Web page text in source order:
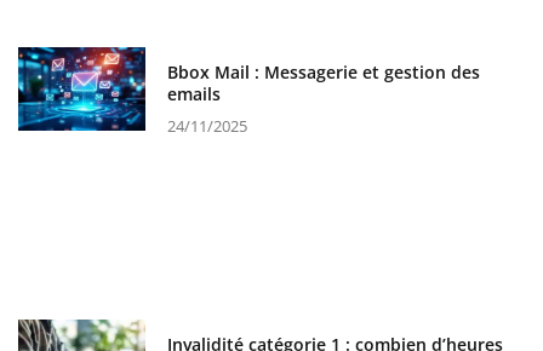
Bbox Mail : Messagerie et gestion des
emails
24/11/2025
Invalidité catégorie 1 : combien d’heures